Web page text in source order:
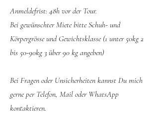
Anmeldefrist: 48h vor der Tour.
Bei gewünschter Miete bitte Schuh- und
Körpergrösse und Gewichtsklasse (1 unter 50kg 2
bis 50-90kg 3 über 90 kg angeben)
Bei Fragen oder Unsicherheiten kannst Du mich
gerne per Telefon, Mail oder WhatsApp
kontaktieren.